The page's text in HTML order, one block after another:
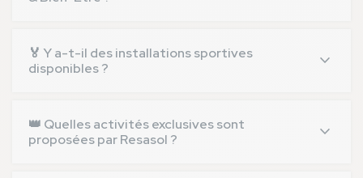
divertissement pour toute la famille.
sur mesure pour vous aider à vous détendre et à
vous ressourcer pendant vos vacances.
🏅 Y a-t-il des installations sportives
disponibles ?
football, le volley-ball et bien d'autres.
👑 Quelles activités exclusives sont
proposées par Resasol ?